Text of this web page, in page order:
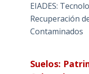
EIADES:
Recuperación
Contaminados
Suelos: